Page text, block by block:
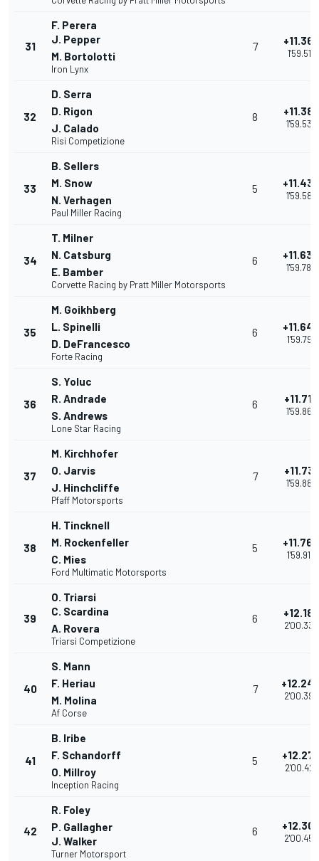
31
F. Perera
J. Pepper
M. Bortolotti
Iron Lynx
7 +11.365
1'59.517
32
D. Serra
D. Rigon
J. Calado
Risi Competizione
8 +11.382
1'59.534
33
B. Sellers
M. Snow
N. Verhagen
Paul Miller Racing
5
1'59.586
34
T. Milner
N. Catsburg
E. Bamber
Corvette Racing by Pratt Miller Motorsports
6 +11.634
1'59.786
35
M. Goikhberg
L. Spinelli
D. DeFrancesco
Forte Racing
6 +11.645
1'59.797
36
S. Yoluc
R. Andrade
S. Andrews
Lone Star Racing
6 +11.713
1'59.865
37
M. Kirchhofer
O. Jarvis
J. Hinchcliffe
Pfaff Motorsports
7 +11.731
1'59.883
38
H. Tincknell
M. Rockenfeller
C. Mies
Ford Multimatic Motorsports
5 +11.764
1'59.916
39
O. Triarsi
C. Scardina
A. Rovera
Triarsi Competizione
6 +12.182
2'00.334
40
S. Mann
F. Heriau
M. Molina
Af Corse
7
2'00.396
41
B. Iribe
F. Schandorff
O. Millroy
Inception Racing
5
2'00.427
42
R. Foley
P. Gallagher
J. Walker
Turner Motorsport
6
2'00.459